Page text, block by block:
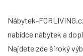
Nábytek-
nabídce nábytek a
Najdete zde široký